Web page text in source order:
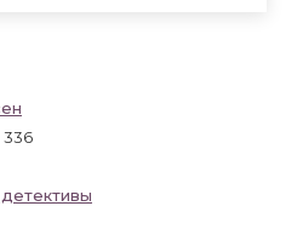
336